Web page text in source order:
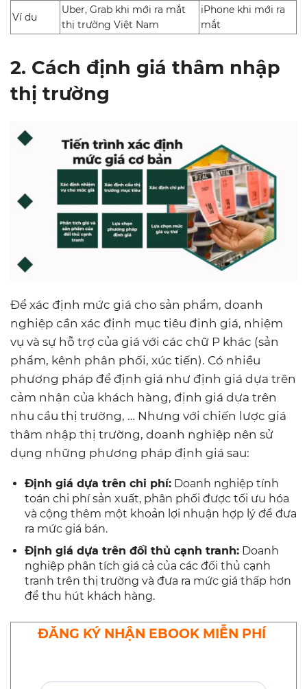
Ví dụ
Uber, Grab khi mới ra mắt
thị trường Việt Nam
iPhone khi mới ra
mắt
2. Cách định giá thâm nhập
thị trường
Để xác định mức giá cho sản phẩm, doanh
nghiệp cần xác định mục tiêu định giá, nhiệm
vụ và sự hỗ trợ của giá với các chữ P khác (sản
phẩm, kênh phân phối, xúc tiến). Có nhiều
phương pháp để định giá như định giá dựa trên
cảm nhận của khách hàng, định giá dựa trên
nhu cầu thị trường, … Nhưng với chiến lược giá
thâm nhập thị trường, doanh nghiệp nên sử
dụng những phương pháp định giá sau:
Định giá dựa trên chi phí: Doanh nghiệp tính
toán chi phí sản xuất, phân phối được tối ưu hóa
và cộng thêm một khoản lợi nhuận hợp lý để đưa
ra mức giá bán.
Định giá dựa trên đối thủ cạnh tranh: Doanh
nghiệp phân tích giá cả của các đối thủ cạnh
tranh trên thị trường và đưa ra mức giá thấp hơn
để thu hút khách hàng.
ĐĂNG KÝ NHẬN EBOOK MIỄN PHÍ